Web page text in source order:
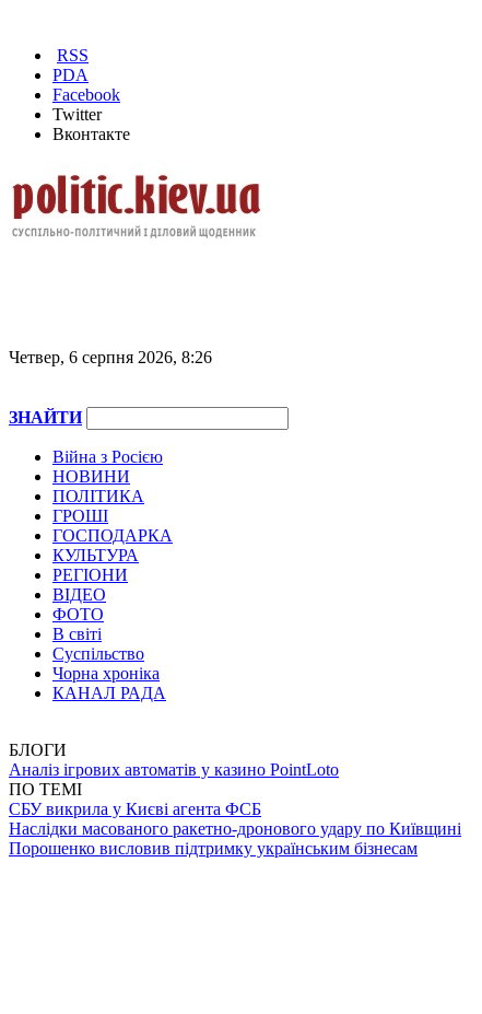
RSS
PDA
Facebook
Twitter
Вконтакте
Четвер, 6 серпня 2026, 8:26
ЗНАЙТИ
Війна з Росією
НОВИНИ
ПОЛІТИКА
ГРОШІ
ГОСПОДАРКА
КУЛЬТУРА
РЕГІОНИ
ВІДЕО
ФОТО
В світі
Суспільство
Чорна хроніка
КАНАЛ РАДА
БЛОГИ
Аналіз ігрових автоматів у казино PointLoto
ПО ТЕМІ
СБУ викрила у Києві агента ФСБ
Наслідки масованого ракетно-дронового удару по Київщині
Порошенко висловив підтримку українським бізнесам